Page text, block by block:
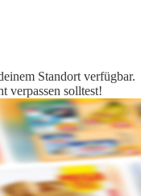
Standort verfügbar.
verpassen solltest!